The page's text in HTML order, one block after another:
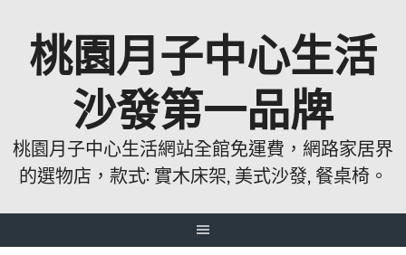
桃園月子中心生活
沙發第一品牌
桃園月子中心生活網站全館免運費，網路家居界
的選物店，款式: 實木床架, 美式沙發, 餐桌椅。